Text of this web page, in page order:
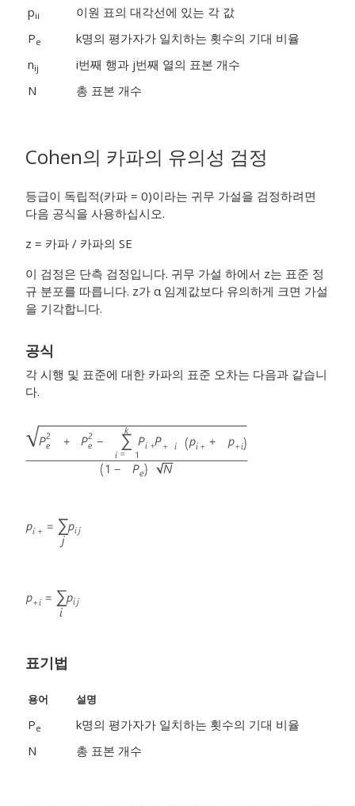
pii
이원 표의 대각선에 있는 각 값
Pe
k명의 평가자가 일치하는 횟수의 기대 비율
nij i번째 행과 j번째 열의 표본 개수
N
총 표본 개수
Cohen의 카파의 유의성 검정
등급이 독립적(카파 = 0)이라는 귀무 가설을 검정하려면
다음 공식을 사용하십시오.
z = 카파 / 카파의 SE
이 검정은 단측 검정입니다. 귀무 가설 하에서 z는 표준 정
규 분포를 따릅니다. z가 α 임계값보다 유의하게 크면 가설
을 기각합니다.
공식
각 시행 및 표준에 대한 카파의 표준 오차는 다음과 같습니
다.
표기법
용어 설명
Pe
k명의 평가자가 일치하는 횟수의 기대 비율
N
총 표본 개수